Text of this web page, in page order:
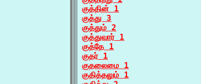
குத்தின் 1
குத்து 3
குத்தும் 2
குத்துவார் 1
குத்தே 1
குதர் 1
குதலைமை 1
குதித்தலும் 1